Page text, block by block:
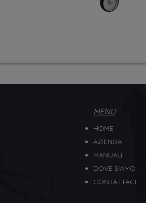
MENU
HOME
AZIENDA
MANUALI
DOVE SIAMO
CONTATTACI